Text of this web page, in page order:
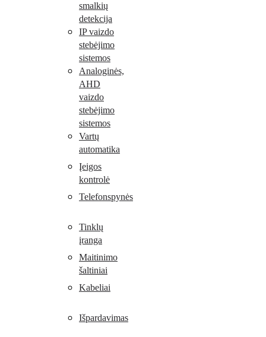
smalkių
detekcija
IP vaizdo
stebėjimo
sistemos
Analoginės,
AHD
vaizdo
stebėjimo
sistemos
Vartų
automatika
Įeigos
kontrolė
Telefonspynės
Tinklų
įranga
Maitinimo
šaltiniai
Kabeliai
Išpardavimas